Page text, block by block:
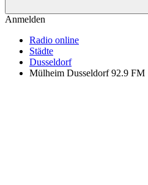
Anmelden
Radio online
Städte
Dusseldorf
Mülheim Dusseldorf 92.9 FM